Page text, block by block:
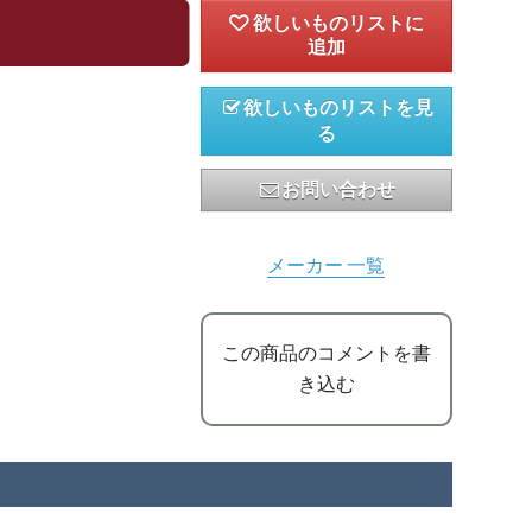
欲しいものリストを見
る
お問い合わせ
メーカー 一覧
この商品のコメントを書
き込む